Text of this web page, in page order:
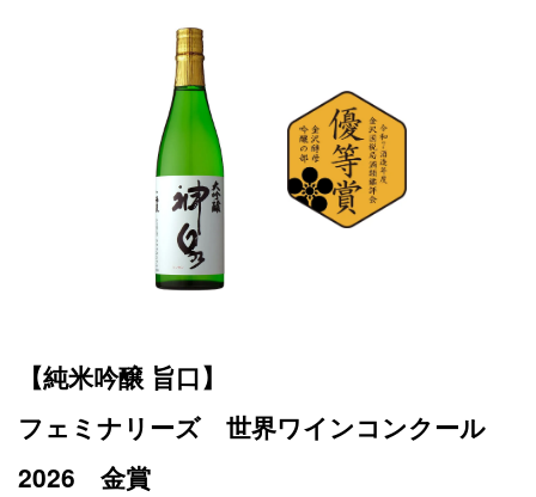
【純米吟醸 旨口】
フェミナリーズ 世界ワインコンクール
2026 金賞